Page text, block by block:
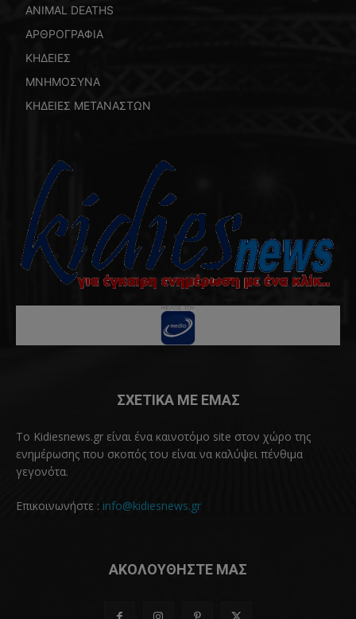
ANIMAL DEATHS
ΑΡΘΡΟΓΡΑΦΙΑ
ΚΗΔΕΙΕΣ
ΜΝΗΜΟΣΥΝΑ
ΚΗΔΕΙΕΣ ΜΕΤΑΝΑΣΤΩΝ
ΣΧΕΤΙΚΑ ΜΕ ΕΜΑΣ
Το Kidiesnews.gr είναι ένα καινοτόμο site στον χώρο της
ενημέρωσης που σκοπός του είναι να καλύψει πένθιμα
γεγονότα.
Επικοινωνήστε : info@kidiesnews.gr
ΑΚΟΛΟΥΘΗΣΤΕ ΜΑΣ